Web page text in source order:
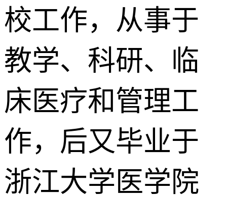
校工作，从事于
教学、科研、临
床医疗和管理工
作，后又毕业于
浙江大学医学院